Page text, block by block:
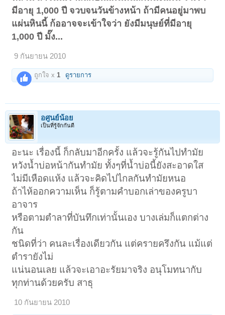
มีอายุ 1,000 ปี จวบจนวันข้างหน้า ถ้ามีคนอยู่มาพบ
แผ่นหินนี้ ก้ออาจจะเข้าใจว่า ยังมีมนุษย์ที่มีอายุ
1,000 ปี มั๊ง...
9 กันยายน 2010
ถูกใจ x 1 ดูรายการ
อศูนย์น้อย
เป็นที่รู้จักกันดี
อะนะ เรื่องนี้ ก็กลับมาอีกครั้ง แล้วจะรู้กันไปทำมัย
หวังน้ำบ่อหน้ากันทำมัย ทั้งๆที่น้ำบ่อนี้ยังสะอาดใส
ไม่มีเหือดแห้ง แล้วจะคิดไปไกลกันทำมัยหนอ
ถ้าไห้ออกความเห็น ก็รู้ตามคำบอกเล่าของครูบา
อาจาร
หรือตามตำลาที่บันทึกเท่านั้นเอง บางเล่มก็แตกต่าง
กัน
ชนิดที่ว่า คนละเรื่องเดียวกัน แต่ครายครึงกัน แม้แต่
ตำรายังไม่
แน่นอนเลย แล้วจะเอาอะรัยมาจริง อนุโมทนากับ
ทุกท่านด้วยครับ สาธุ
10 กันยายน 2010